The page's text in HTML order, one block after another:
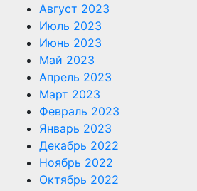
Август 2023
Июль 2023
Июнь 2023
Май 2023
Апрель 2023
Март 2023
Февраль 2023
Январь 2023
Декабрь 2022
Ноябрь 2022
Октябрь 2022